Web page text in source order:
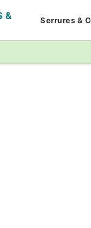
Serrures &